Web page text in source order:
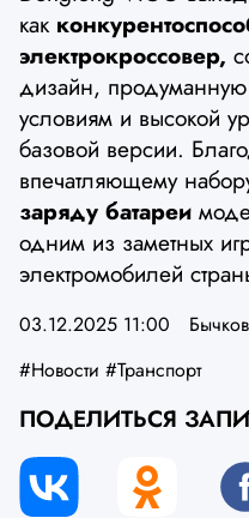
как
электрокроссовер,
дизайн,
условиям и высокой
базовой версии.
впечатляющему
заряду батареи
одним из заметных
электромобилей
03.12.2025 11:00
#Новости #Транспорт
ПОДЕЛИТЬСЯ